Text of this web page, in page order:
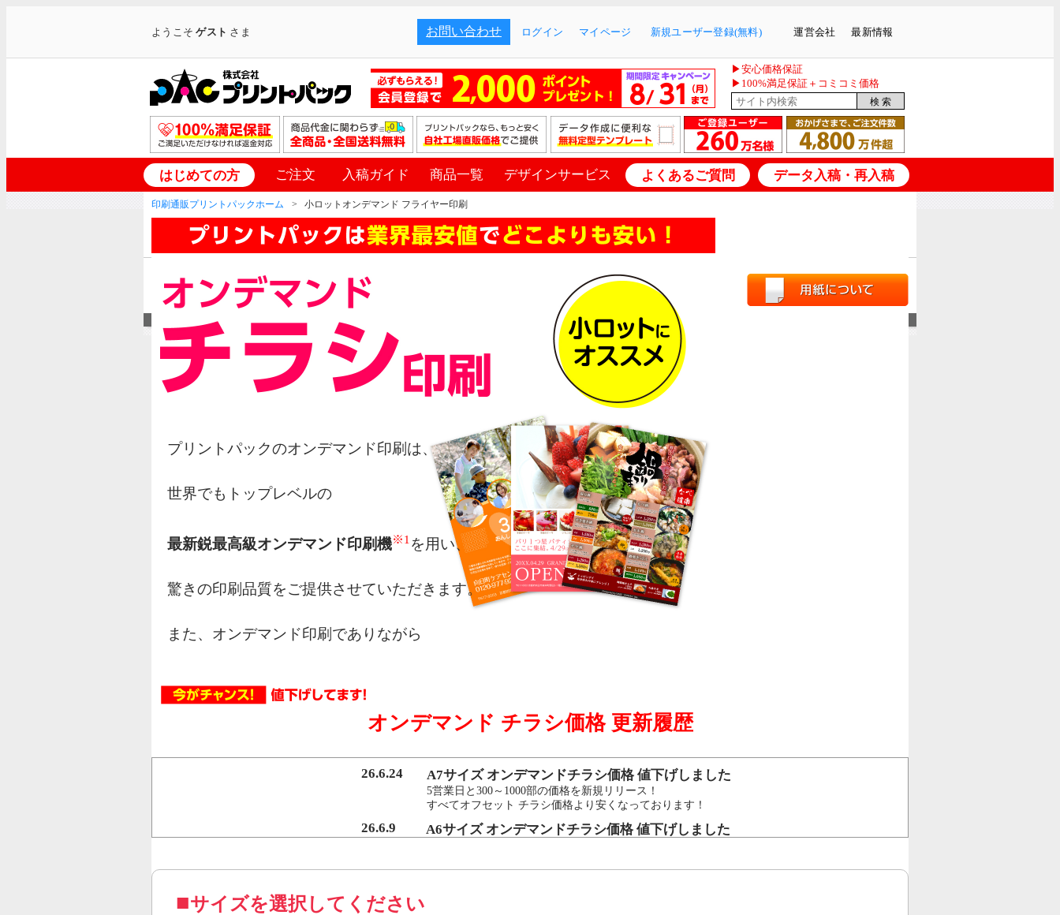
ようこそゲスト さま お問い合わせ ログイン マイページ 新規ユーザー登録(無料) 運営会社 最新情報
▶安心価格保証
▶100%満足保証＋コミコミ価格
はじめての方 ご注文 入稿ガイド 商品一覧 デザインサービス よくあるご質問 データ入稿・再入稿
印刷通販プリントパックホーム 小ロットオンデマンド フライヤー印刷
プリントパックのオンデマンド印刷は、
世界でもトップレベルの
最新鋭最高級オンデマンド印刷機※1 を用い、
驚きの印刷品質をご提供させていただきます。
また、オンデマンド印刷でありながら
行うことで、従来のオンデマンド印刷機よりも
オフセット印刷に近い品質を実現いたしました。
コピー機やレーザープリンター等によくある色ムラや汚れを、発生する前に検出し自動的に修正する技術。
オンデマンド チラシ価格 更新履歴
26.6.24 A7サイズ オンデマンドチラシ価格 値下げしました
5営業日と300～1000部の価格を新規リリース！
すべてオフセット チラシ価格より安くなっております！
26.6.9 A6サイズ オンデマンドチラシ価格 値下げしました
サイズを選択してください